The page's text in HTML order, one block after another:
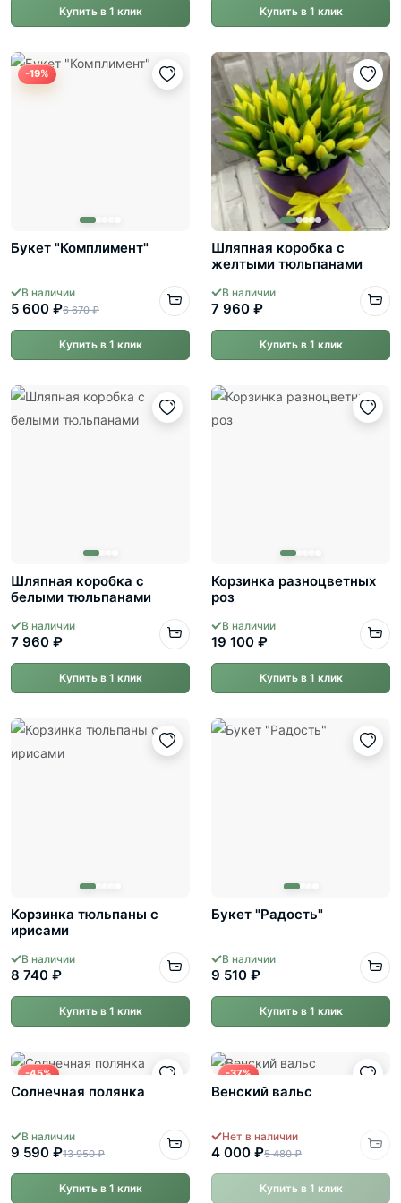
Купить в 1 клик Купить в 1 клик
-19%
Букет "Комплимент"
В наличии
5 600 ₽6 670 ₽
Купить в 1 клик
Шляпная коробка с
желтыми тюльпанами
В наличии
7 960 ₽
Купить в 1 клик
Шляпная коробка с
белыми тюльпанами
В наличии
7 960 ₽
Купить в 1 клик
Корзинка разноцветных
роз
В наличии
19 100 ₽
Купить в 1 клик
Корзинка тюльпаны с
ирисами
В наличии
8 740 ₽
Купить в 1 клик
Букет "Радость"
В наличии
9 510 ₽
Купить в 1 клик
-45%
Солнечная полянка
В наличии
9 590 ₽13 950 ₽
Купить в 1 клик
-37%
Венский вальс
Нет в наличии
4 000 ₽5 480 ₽
Купить в 1 клик